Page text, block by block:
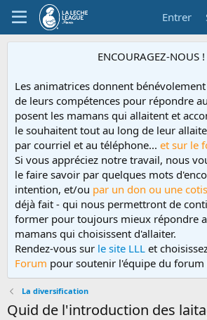
Entrer
ENCOURAGEZ-NOUS !
Les animatrices donnent
de leurs compétences pour répondre
posent les mamans qui allaitent et
le souhaitent tout au long de leur
par courriel et au téléphone... et sur le
Si vous appréciez notre travail, nous
le faire savoir par quelques mots
intention, et/ou par un don ou une
déjà fait - qui nous permettront de
former pour toujours mieux répondre
mamans qui choisissent d'allaiter.
Rendez-vous sur le site LLL et
Forum pour soutenir l'équipe du forum
La diversification
Quid de l'introduction des